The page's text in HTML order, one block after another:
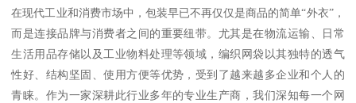
在现代工业和消费市场中，包装早已不再仅仅是商品的简单“外衣”，
而是连接品牌与消费者之间的重要纽带。尤其是在物流运输、日常
生活用品存储以及工业物料处理等领域，编织网袋以其独特的透气
性好、结构坚固、使用方便等优势，受到了越来越多企业和个人的
青睐。作为一家深耕此行业多年的专业生产商，我们深知每一个网